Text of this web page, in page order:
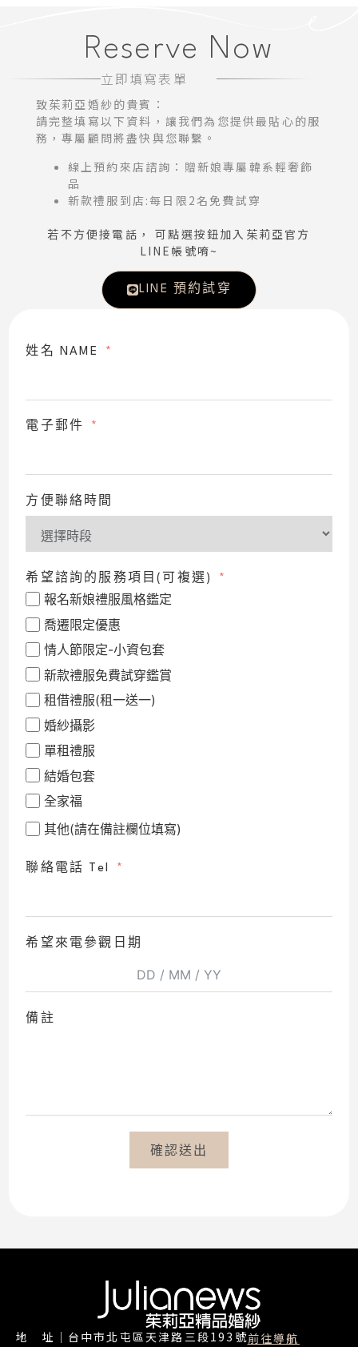
Reserve Now
立即填寫表單
致茱莉亞婚紗的貴賓：
請完整填寫以下資料，讓我們為您提供最貼心的服
務，專屬顧問將盡快與您聯繫。
線上預約來店諮詢：贈新娘專屬韓系輕奢飾
品
新款禮服到店:每日限2名免費試穿
若不方便接電話， 可點選按鈕加入茱莉亞官方
LINE帳號唷~
LINE 預約試穿
姓名 NAME
電子郵件
方便聯絡時間
希望諮詢的服務項目(可複選)
報名新娘禮服風格鑑定
喬遷限定優惠
情人節限定-小資包套
新款禮服免費試穿鑑賞
租借禮服(租一送一)
婚紗攝影
單租禮服
結婚包套
全家福
其他(請在備註欄位填寫)
聯絡電話 Tel
希望來電參觀日期
備註
確認送出
地 址｜台中市北屯區天津路三段193號前往導航